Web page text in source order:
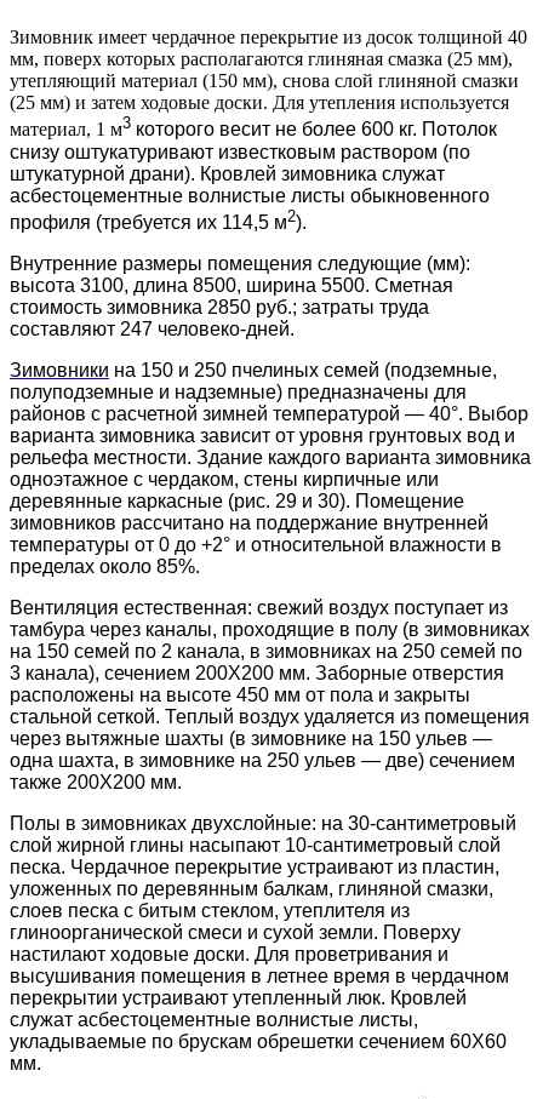
Зимовник имеет чердачное перекрытие из досок толщиной 40
мм, поверх которых располагаются глиняная смазка (25 мм),
утепляющий материал (150 мм), снова слой глиняной смазки
(25 мм) и затем ходовые доски. Для утепления используется
материал, 1 м3 которого весит не более 600 кг. Потолок
снизу оштукатуривают известковым раствором (по
штукатурной драни). Кровлей зимовника служат
асбестоцементные волнистые листы обыкновенного
профиля (требуется их 114,5 м2).
Внутренние размеры помещения следующие (мм):
высота 3100, длина 8500, ширина 5500. Сметная
стоимость зимовника 2850 руб.; затраты труда
составляют 247 человеко-дней.
Зимовники на 150 и 250 пчелиных семей (подземные,
полуподземные и надземные) предназначены для
районов с расчетной зимней температурой — 40°. Выбор
варианта зимовника зависит от уровня грунтовых вод и
рельефа местности. Здание каждого варианта зимовника
одноэтажное с чердаком, стены кирпичные или
деревянные каркасные (рис. 29 и 30). Помещение
зимовников рассчитано на поддержание внутренней
температуры от 0 до +2° и относительной влажности в
пределах около 85%.
Вентиляция естественная: свежий воздух поступает из
тамбура через каналы, проходящие в полу (в зимовниках
на 150 семей по 2 канала, в зимовниках на 250 семей по
3 канала), сечением 200X200 мм. Заборные отверстия
расположены на высоте 450 мм от пола и закрыты
стальной сеткой. Теплый воздух удаляется из помещения
через вытяжные шахты (в зимовнике на 150 ульев —
одна шахта, в зимовнике на 250 ульев — две) сечением
также 200X200 мм.
Полы в зимовниках двухслойные: на 30-сантиметровый
слой жирной глины насыпают 10-сантиметровый слой
песка. Чердачное перекрытие устраивают из пластин,
уложенных по деревянным балкам, глиняной смазки,
слоев песка с битым стеклом, утеплителя из
глиноорганической смеси и сухой земли. Поверху
настилают ходовые доски. Для проветривания и
высушивания помещения в летнее время в чердачном
перекрытии устраивают утепленный люк. Кровлей
служат асбестоцементные волнистые листы,
укладываемые по брускам обрешетки сечением 60X60
мм.